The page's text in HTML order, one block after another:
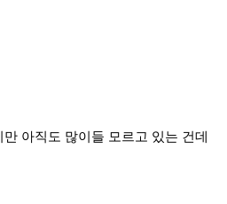
아직도 많이들 모르고 있는 건데